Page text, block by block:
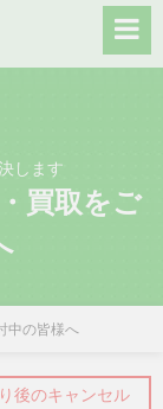
します
買取をご
中の皆様へ
後のキャンセル